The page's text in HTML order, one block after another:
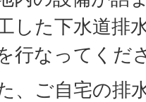
した下水道排
行なってくだ
、ご自宅の排